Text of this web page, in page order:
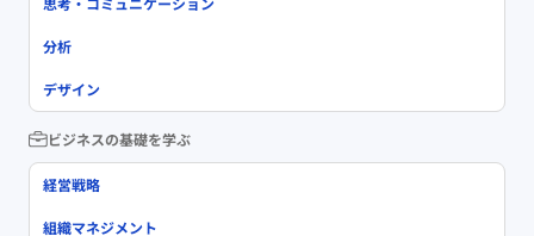
分析
デザイン
ビジネスの基礎を学ぶ
経営戦略
組織マネジメント